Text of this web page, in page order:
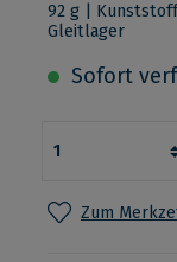
92 g |
Gleitlager
Sofort
Zum